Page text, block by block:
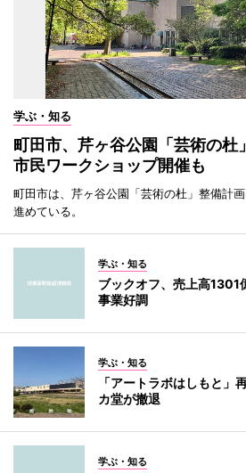
学ぶ・知る
町田市、芹ヶ谷公園「芸術の
市民ワークショップ開催も
町田市は、芹ヶ谷公園「芸術の杜」整備計
進めている。
学ぶ・知る
ブックオフ、売上高
事業好調
学ぶ・知る
「アートラボはしもと
カ堂が撤退
学ぶ・知る